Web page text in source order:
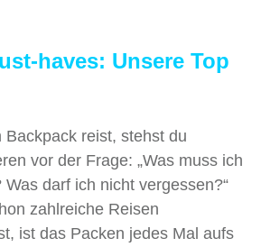
haves: Unsere Top
reist, stehst du
vor der Frage: „Was muss ich
darf ich nicht vergessen?“
zahlreiche Reisen
ist das Packen jedes Mal aufs